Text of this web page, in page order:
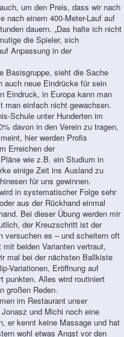
um den Preis, dass wir nach
nach einem 400-Meter-Lauf auf
dauern. „Das halte ich nicht
die Spieler, sich
Anpassung in der
Basisgruppe, sieht die Sache
auch neue Eindrücke für sein
Eindruck, in Europa kann man
man einfach nicht gewachsen.
Schule unter Hunderten im
davon in den Verein zu tragen,
hier werden Profis
Erreichen der
wie z.B. ein Studium in
einige Zeit ins Ausland zu
für uns gewinnen.
in systematischer Folge sehr
aus der Rückhand einmal
Bei dieser Übung werden mir
der Kreuzschritt ist der
versuchen es – und scheitern oft
beiden Varianten vertraut,
mal bei der nächsten Ballkiste
Variationen, Eröffnung auf
punkten. Alles wird routiniert
großen Reden.
im Restaurant unser
und Michi noch eine
er kennt keine Massage und hat
wohl etwas Angst vor den